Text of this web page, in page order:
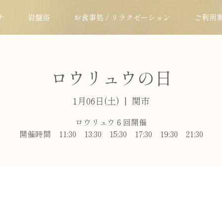
岩盤浴 お食事処 / リラクゼーション ご利用
ロウリュウの日
1月06日(土)
  |
関市
ロウリュウ６回開催
開催時間 11:30 13:30 15:30 17:30 19:30 21:30